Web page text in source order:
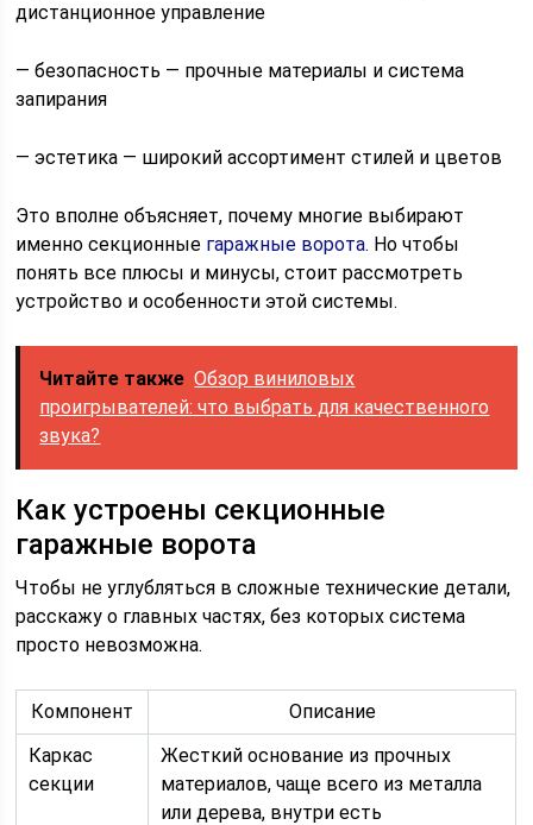
дистанционное управление
— безопасность — прочные материалы и система
запирания
— эстетика — широкий ассортимент стилей и цветов
Это вполне объясняет, почему многие выбирают
именно секционные гаражные ворота. Но чтобы
понять все плюсы и минусы, стоит рассмотреть
устройство и особенности этой системы.
Читайте также Обзор виниловых
проигрывателей: что выбрать для качественного
звука?
Как устроены секционные
гаражные ворота
Чтобы не углубляться в сложные технические детали,
расскажу о главных частях, без которых система
просто невозможна.
Компонент
Описание
Каркас
секции
Жесткий основание из прочных
материалов, чаще всего из металла
или дерева, внутри есть